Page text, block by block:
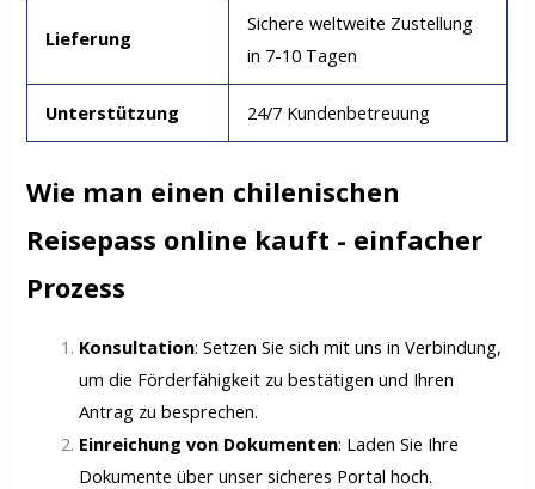
Lieferung
Sichere weltweite Zustellung
in 7-10 Tagen
Unterstützung 24/7 Kundenbetreuung
Wie man einen chilenischen
Reisepass online kauft - einfacher
Prozess
Konsultation: Setzen Sie sich mit uns in Verbindung,
um die Förderfähigkeit zu bestätigen und Ihren
Antrag zu besprechen.
Einreichung von Dokumenten: Laden Sie Ihre
Dokumente über unser sicheres Portal hoch.